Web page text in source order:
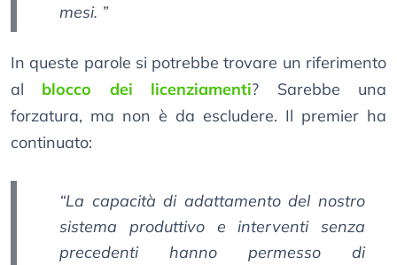
mesi. ”
In queste parole si potrebbe trovare un riferimento
al blocco dei licenziamenti? Sarebbe una
forzatura, ma non è da escludere. Il premier ha
continuato:
“La capacità di adattamento del nostro
sistema produttivo e interventi senza
precedenti hanno permesso di